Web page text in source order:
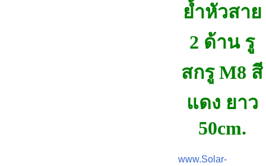
ย้ำหัวสาย
2 ด้าน รู
สกรู M8 สี
แดง ยาว
50cm.
www.Solar-